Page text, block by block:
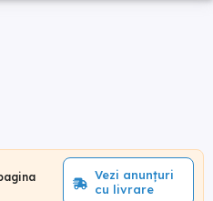
Vezi anunțuri
cu livrare